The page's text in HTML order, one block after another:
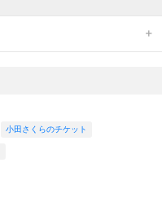
小田さくらのチケット